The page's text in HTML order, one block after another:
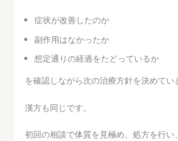
症状が改善したのか
副作用はなかったか
想定通りの経過をたどっているか
を確認しながら次の治療方針を決めてい
漢方も同じです。
初回の相談で体質を見極め、処方を行い